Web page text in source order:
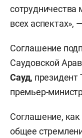
сотрудничества
всех аспектах»,
Соглашение
Саудовской
Сауд, президент
премьер-
Соглашение, как
общее